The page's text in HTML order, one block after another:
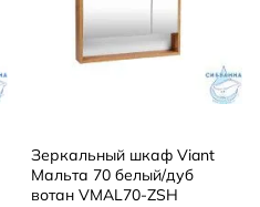
Зеркальный шкаф Viant
Мальта 70 белый/дуб
вотан VMAL70-ZSH